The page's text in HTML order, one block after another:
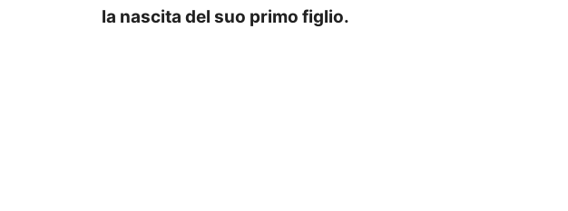
la nascita del suo primo figlio.